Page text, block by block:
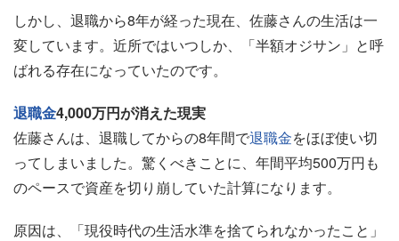
しかし、退職から8年が経った現在、佐藤さんの生活は一
変しています。近所ではいつしか、「半額オジサン」と呼
ばれる存在になっていたのです。
退職金4,000万円が消えた現実
佐藤さんは、退職してからの8年間で退職金をほぼ使い切
ってしまいました。驚くべきことに、年間平均500万円も
のペースで資産を切り崩していた計算になります。
原因は、「現役時代の生活水準を捨てられなかったこと」